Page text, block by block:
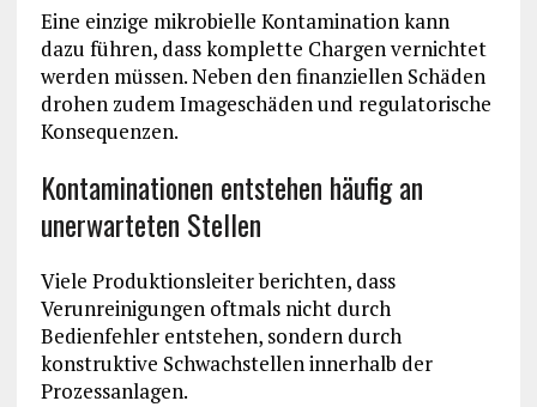
Eine einzige mikrobielle Kontamination kann
dazu führen, dass komplette Chargen vernichtet
werden müssen. Neben den finanziellen Schäden
drohen zudem Imageschäden und regulatorische
Konsequenzen.
Kontaminationen entstehen häufig an
unerwarteten Stellen
Viele Produktionsleiter berichten, dass
Verunreinigungen oftmals nicht durch
Bedienfehler entstehen, sondern durch
konstruktive Schwachstellen innerhalb der
Prozessanlagen.